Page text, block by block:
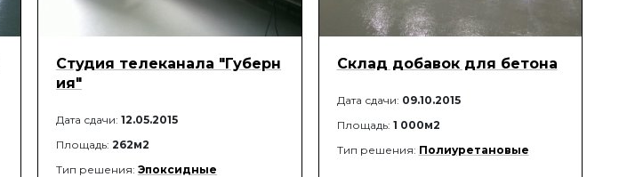
Студия телеканала "Губерн
ия"
Дата сдачи: 12.05.2015
Площадь: 262м2
Тип решения: Эпоксидные
Склад добавок для бетона
Дата сдачи: 09.10.2015
Площадь: 1 000м2
Тип решения: Полиуретановые